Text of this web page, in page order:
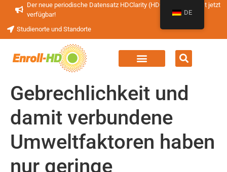
Der neue periodische Datensatz HDClarity (HDClarity-PDS4) ist jetzt
verfügbar!
Studienorte und Standorte
Gebrechlichkeit und
damit verbundene
Umweltfaktoren haben
nur geringe
DE